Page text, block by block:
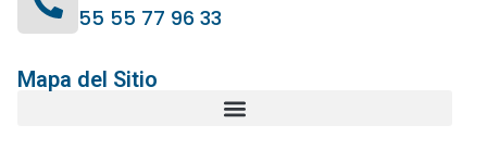
55 55 77 96 33
Mapa del Sitio